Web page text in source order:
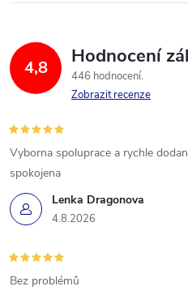
4,8 Hodnocení
446 hodnocení
Zobrazit recenze
Lenka Dragonova
4.8.2026
Vyborna spoluprace a rychle
spokojena
Bez problémů